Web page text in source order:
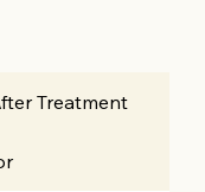
Treatment